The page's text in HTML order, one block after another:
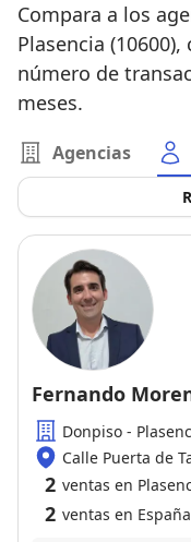
Compara a los
Plasencia
número de
meses.
Agencias
Fernando
Donpiso -
Calle Puerta de
2 ventas en
2 ventas en España